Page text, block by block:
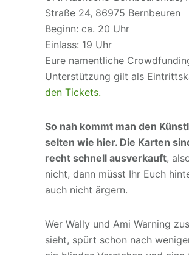
Straße 24, 86975 Bernbeuren
Beginn: ca. 20 Uhr
Einlass: 19 Uhr
Eure namentliche
Unterstützung gilt als
den Tickets.
So nah kommt man den
selten wie hier. Die Karten
recht schnell ausverkauft,
nicht, dann müsst Ihr Euch
auch nicht ärgern.
Wer Wally und Ami Warning
sieht, spürt schon nach